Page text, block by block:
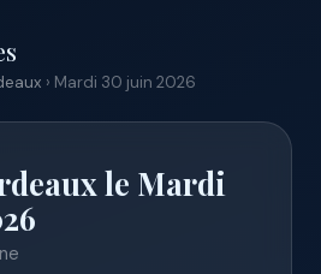
› Mardi 30 juin 2026
le Mardi